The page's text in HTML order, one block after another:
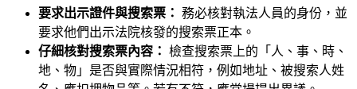
要求出示證件與搜索票： 務必核對執法人員的身份，並
要求他們出示法院核發的搜索票正本。
仔細核對搜索票內容： 檢查搜索票上的「人、事、時、
地、物」是否與實際情況相符，例如地址、被搜索人姓